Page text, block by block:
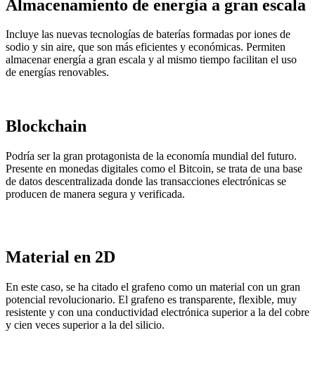
Almacenamiento de energía a gran escala
Incluye las nuevas tecnologías de baterías formadas por iones de
sodio y sin aire, que son más eficientes y económicas. Permiten
almacenar energía a gran escala y al mismo tiempo facilitan el uso
de energías renovables.
Blockchain
Podría ser la gran protagonista de la economía mundial del futuro.
Presente en monedas digitales como el Bitcoin, se trata de una base
de datos descentralizada donde las transacciones electrónicas se
producen de manera segura y verificada.
Material en 2D
En este caso, se ha citado el grafeno como un material con un gran
potencial revolucionario. El grafeno es transparente, flexible, muy
resistente y con una conductividad electrónica superior a la del cobre
y cien veces superior a la del silicio.